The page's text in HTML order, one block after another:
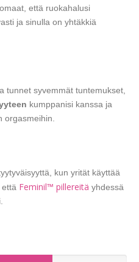
että ruokahalusi
ja sinulla on yhtäkkiä
tunnet syvemmät tuntemukset,
kumppanisi kanssa ja
orgasmeihin.
kun yrität käyttää
että Feminil™ pillereitä yhdessä